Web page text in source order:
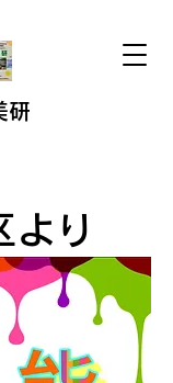
研
より